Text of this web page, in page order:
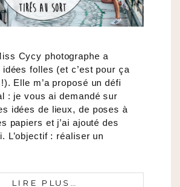
Cycy photographe a
folles (et c’est pour ça
!). Elle m’a proposé un défi
: je vous ai demandé sur
idées de lieux, de poses à
papiers et j’ai ajouté des
L’objectif : réaliser un
LIRE PLUS…